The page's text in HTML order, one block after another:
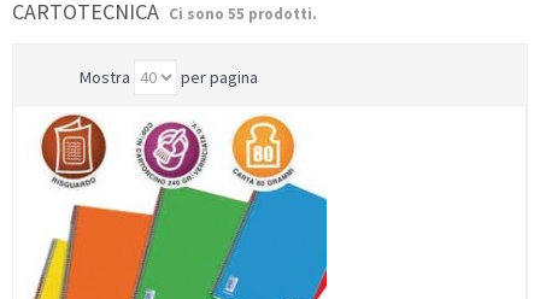
CARTOTECNICA Ci sono 55 prodotti.
Mostra per pagina